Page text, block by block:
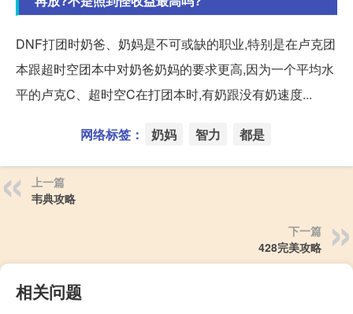
DNF打团时奶爸、奶妈是不可或缺的职业,特别是在卢克团
本跟超时空团本中对奶爸奶妈的要求更高,因为一个平均水
平的卢克C、超时空C在打团本时,有奶跟没有奶速度...
网络标签： 奶妈 智力 都是
上一篇
韦典攻略
下一篇
428完美攻略
相关问题